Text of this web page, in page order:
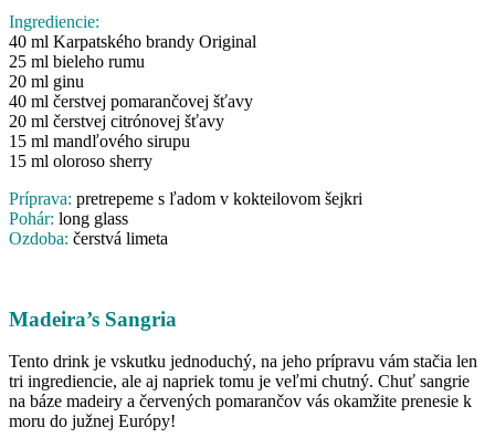
Ingrediencie:
40 ml Karpatského brandy Original
25 ml bieleho rumu
20 ml ginu
40 ml čerstvej pomarančovej šťavy
20 ml čerstvej citrónovej šťavy
15 ml mandľového sirupu
15 ml oloroso sherry
Príprava: pretrepeme s ľadom v kokteilovom šejkri
Pohár: long glass
Ozdoba: čerstvá limeta
Madeira’s Sangria
Tento drink je vskutku jednoduchý, na jeho prípravu vám stačia len
tri ingrediencie, ale aj napriek tomu je veľmi chutný. Chuť sangrie
na báze madeiry a červených pomarančov vás okamžite prenesie k
moru do južnej Európy!